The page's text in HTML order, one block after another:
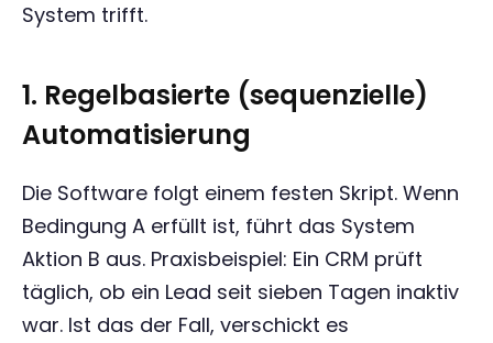
System trifft.
1. Regelbasierte (sequenzielle)
Automatisierung
Die Software folgt einem festen Skript. Wenn
Bedingung A erfüllt ist, führt das System
Aktion B aus. Praxisbeispiel: Ein CRM prüft
täglich, ob ein Lead seit sieben Tagen inaktiv
war. Ist das der Fall, verschickt es